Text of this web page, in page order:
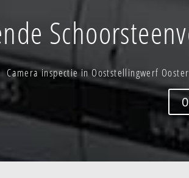
Camera inspectie in Ooststellingwerf